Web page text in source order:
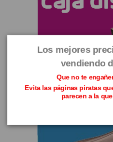
Los mejores
vendiendo
Que no te
Evita las páginas piratas
parecen a la